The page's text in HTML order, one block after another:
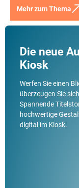
Mehr zum Thema
Die neue
Kiosk
Werfen Sie einen
überzeugen Sie
Spannende
hochwertige
digital im Kiosk.